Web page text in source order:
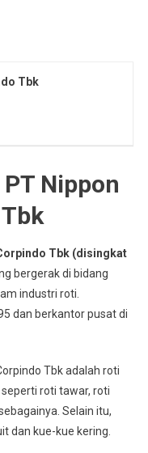
Tbk
Nippon
Tbk (disingkat
bergerak di bidang
industri roti.
dan berkantor pusat di
Tbk adalah roti
roti tawar, roti
Selain itu,
dan kue-kue kering.